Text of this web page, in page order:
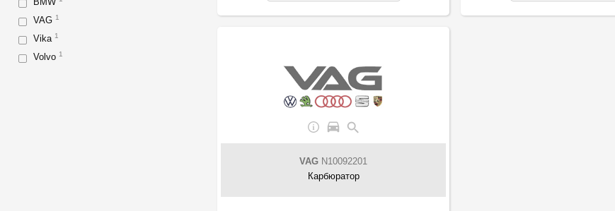
VAG 1
Vika 1
Volvo 1
VAG N10092201
Карбюратор